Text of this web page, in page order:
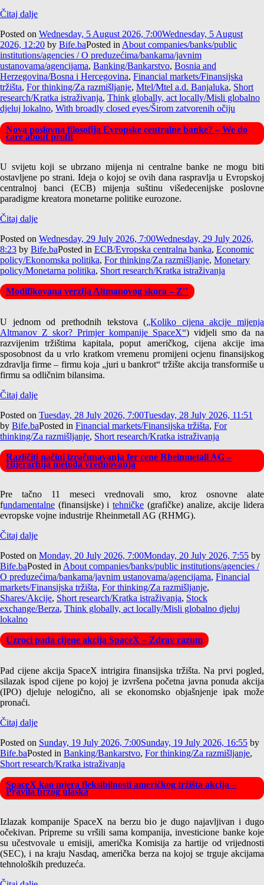
Čitaj dalje
Posted on Wednesday, 5 August 2026, 7:00Wednesday, 5 August
2026, 12:20 by Bife.baPosted inAbout companies/banks/public
institutions/agencies / O preduzećima/bankama/javnim
ustanovama/agencijama, Banking/Bankarstvo, Bosnia and
Herzegovina/Bosna i Hercegovina, Financial markets/Finansijska
tržišta, For thinking/Za razmišljanje, Mtel/Mtel a.d. Banjaluka, Short
research/Kratka istraživanja, Think globally, act locally/Misli globalno
djeluj lokalno, With broadly closed eyes/Širom zatvorenih očiju
Nova poslovna filosofija Evropske centralne banke? – We do
care about profit
U svijetu koji se ubrzano mijenja ni centralne banke ne mogu biti
ostavljene po strani. Ideja o kojoj se ovih dana raspravlja u Evropskoj
centralnoj banci (ECB) mijenja suštinu višedecenijske poslovne
paradigme kreatora monetarne politike eurozone.
Čitaj dalje
Posted on Wednesday, 29 July 2026, 7:00Wednesday, 29 July 2026,
8:23 by Bife.baPosted in ECB/Evropska centralna banka, Economic
policy/Ekonomska politika, For thinking/Za razmišljanje, Monetary
policy/Monetarna politika, Short research/Kratka istraživanja
Modifikovana verzija Altmanovog skora – Z′′
U jednom od prethodnih tekstova („Koliko cijena akcije mijenja
Altmanov Z skor? Primjer kompanije SpaceX“) vidjeli smo da na
razvijenim tržištima kapitala, poput američkog, cijena akcije ima
sposobnost da u vrlo kratkom vremenu promijeni ocjenu finansijskog
zdravlja firme – firmu koja „juri u bankrot“ tržište akcija transformiše u
firmu sa odličnim bilansima.
Čitaj dalje
Posted on Tuesday, 28 July 2026, 7:00Tuesday, 28 July 2026, 11:51
by Bife.baPosted in Financial markets/Finansijska tržišta, For
thinking/Za razmišljanje, Short research/Kratka istraživanja
Različiti načini izračunavanja fer cene Rheinmetall AG –
Hijerarhija metoda vrednovanja
Pre tačno 11 meseci vrednovali smo, kroz osnovne alate
fundamentalne (finansijske) itehničke (grafičke) analize, akcije lidera
evropske vojne industrije Rheinmetall AG (RHMG).
Čitaj dalje
Posted on Monday, 20 July 2026, 7:00Monday, 20 July 2026, 7:55 by
Bife.baPosted in About companies/banks/public institutions/agencies /
O preduzećima/bankama/javnim ustanovama/agencijama, Financial
markets/Finansijska tržišta, For thinking/Za razmišljanje,
Shares/Akcije, Short research/Kratka istraživanja, Stock
exchange/Berza, Think globally, act locally/Misli globalno djeluj
lokalno
Uzroci pada cijene akcija SpaceX – Zdrav razum
Pad cijene akcija SpaceX intrigira finansijska tržišta. Na prvi pogled,
silazak ispod cijene po kojoj je izvršena početna javna ponuda akcija
(IPO) djeluje nelogično, ali se ekonomsko objašnjenje ipak može
pronaći.
Čitaj dalje
Posted on Sunday, 19 July 2026, 7:00Sunday, 19 July 2026, 16:55 by
Bife.baPosted in Banking/Bankarstvo, For thinking/Za razmišljanje,
Short research/Kratka istraživanja
SpaceX kao mjera fleksibilnosti američkog tržišta akcija –
Pravila brzog ulaska
Izlazak kompanije SpaceX na berzu bio je dugo najavljivan i dugo
očekivan. Pripreme su vršili sama kompanija, investicione banke koje
su učestvovale u emisiji, američka Komisija za hartije od vrijednosti
(SEC), i na kraju Nasdaq, američka berza na kojoj se trguje akcijama
tehnoloških preduzeća.